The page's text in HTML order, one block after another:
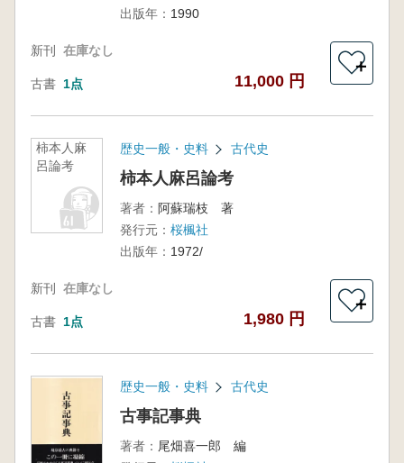
出版年： 1990
新刊 在庫なし
古書 1点 11,000 円
＋
柿本人麻
呂論考
歴史一般・史料 古代史
柿本人麻呂論考
著者： 阿蘇瑞枝 著
発行元： 桜楓社
出版年： 1972/
新刊 在庫なし
古書 1点 1,980 円
＋
歴史一般・史料 古代史
古事記事典
著者： 尾畑喜一郎 編